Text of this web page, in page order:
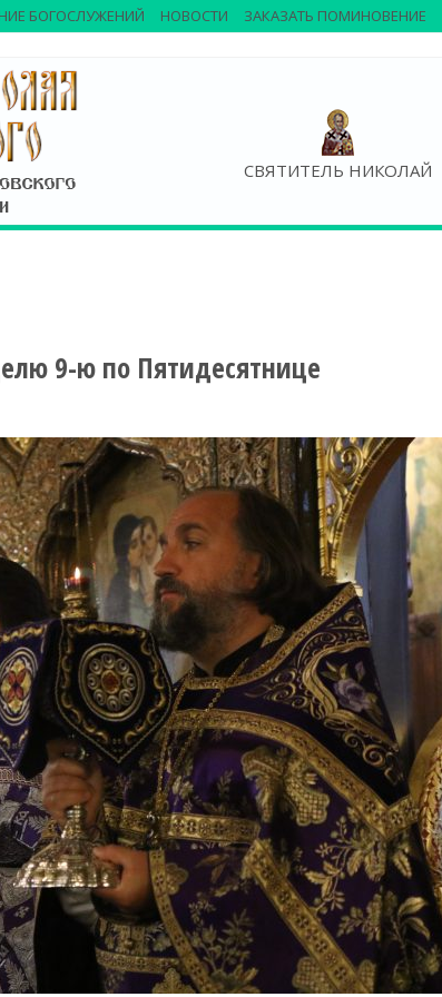
СВЯТИТЕЛЬ НИКОЛАЙ
БОГОСЛУЖЕНИЙ НОВОСТИ ЗАКАЗАТЬ ПОМИНОВЕНИЕ
9-ю по Пятидесятнице